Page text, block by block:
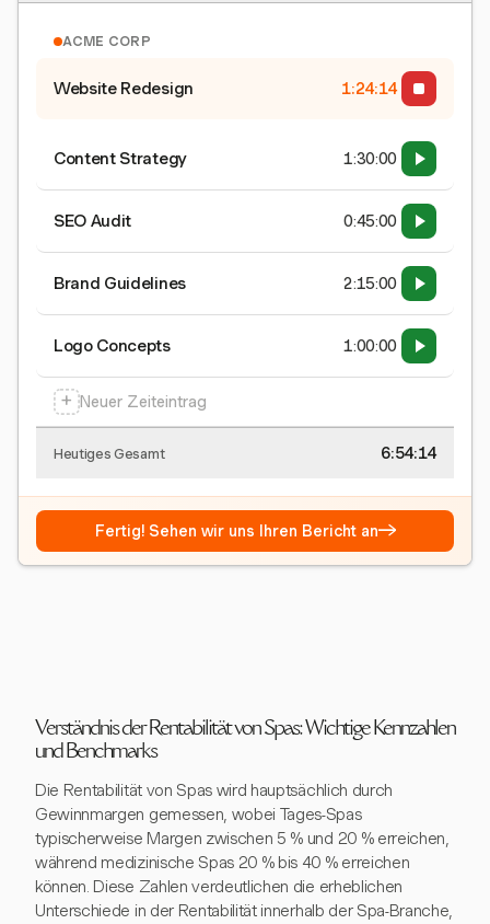
ACME CORP
Website Redesign 1:24:15
Content Strategy 1:30:00
SEO Audit 0:45:00
Brand Guidelines 2:15:00
Logo Concepts 1:00:00
+ Neuer Zeiteintrag
Heutiges Gesamt 6:54:15
Fertig! Sehen wir uns Ihren Bericht an→
Verständnis der Rentabilität von Spas: Wichtige Kennzahlen
und Benchmarks
Die Rentabilität von Spas wird hauptsächlich durch
Gewinnmargen gemessen, wobei Tages-Spas
typischerweise Margen zwischen 5 % und 20 % erreichen,
während medizinische Spas 20 % bis 40 % erreichen
können. Diese Zahlen verdeutlichen die erheblichen
Unterschiede in der Rentabilität innerhalb der Spa-Branche,